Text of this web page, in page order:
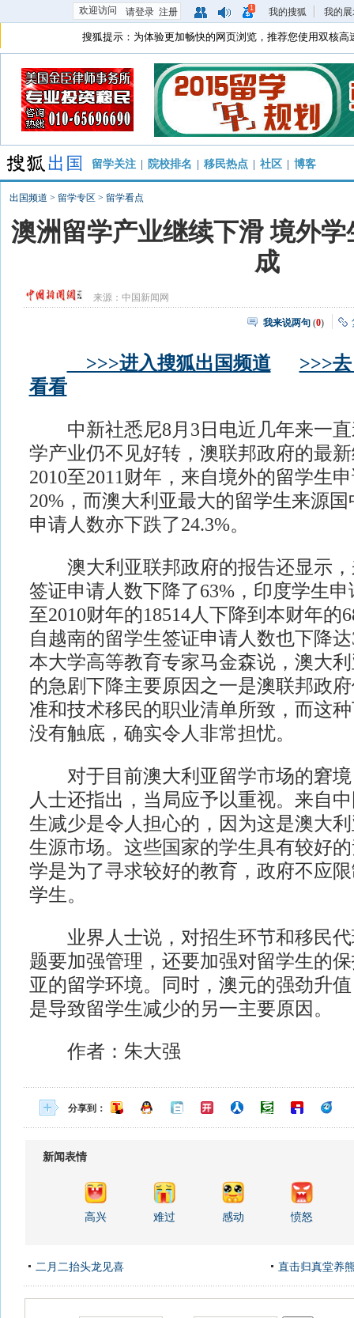
欢迎访问 请登录 注册 1 我的搜狐 我的
搜狐提示：为体验更加畅快的网页浏览，推荐您使用双核高
留学关注 院校排名 移民热点 社区 博客
出国频道 > 留学专区 > 留学看点
澳洲留学产业继续下滑 境外
成
来源： 中国新闻网
我来说两句 (0)
>>>进入搜狐出国频道
>>>
看看
中新社悉尼8月3日电近几年来一直
学产业仍不见好转，澳联邦政府的最
2010至2011财年，来自境外的留学生
20%，而澳大利亚最大的留学生来源
申请人数亦下跌了24.3%。
澳大利亚联邦政府的报告还显示，
签证申请人数下降了63%，印度学生申
至2010财年的18514人下降到本财年的
自越南的留学生签证申请人数也下降
本大学高等教育专家马金森说，澳大
的急剧下降主要原因之一是澳联邦政
准和技术移民的职业清单所致，而这
没有触底，确实令人非常担忧。
对于目前澳大利亚留学市场的窘境
人士还指出，当局应予以重视。来自
生减少是令人担心的，因为这是澳大
生源市场。这些国家的学生具有较好
学是为了寻求较好的教育，政府不应
学生。
业界人士说，对招生环节和移民代
题要加强管理，还要加强对留学生的
亚的留学环境。同时，澳元的强劲升
是导致留学生减少的另一主要原因。
作者：朱大强
分享到：
新闻表情
高兴 难过 感动 愤怒
二月二抬头龙见喜 直击归真堂养